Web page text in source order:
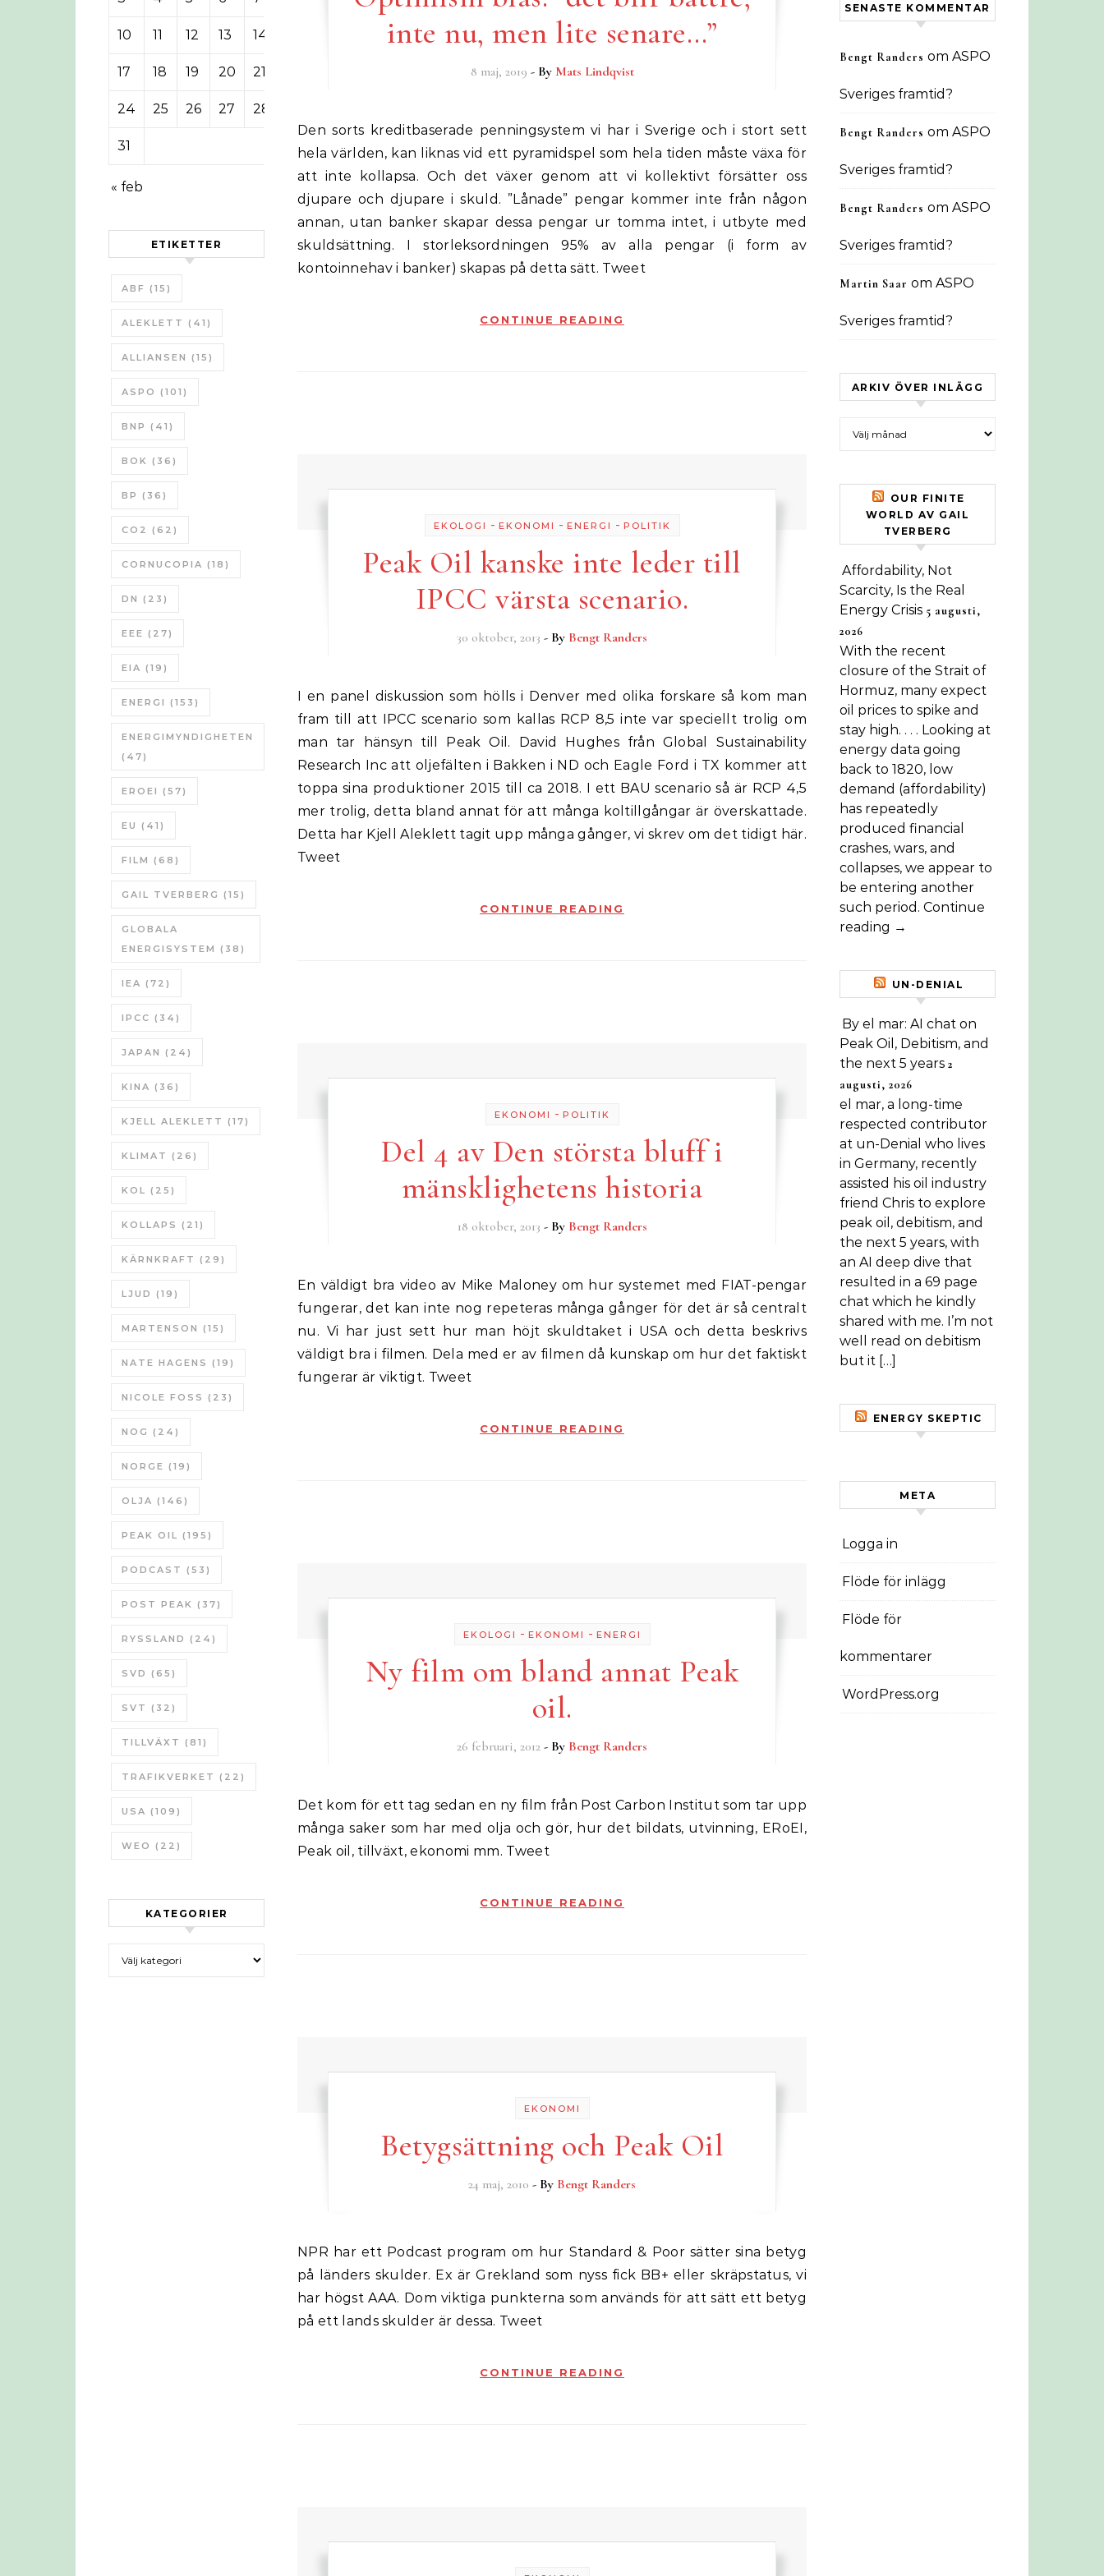
10 11 12 13 14
17 18 19 20 21
24 25 26 27 28
31
« feb
ETIKETTER
ABF (15)
ALEKLETT (41)
ALLIANSEN (15)
ASPO (101)
BNP (41)
BOK (36)
BP (36)
CO2 (62)
CORNUCOPIA (18)
DN (23)
EEE (27)
EIA (19)
ENERGI (153)
ENERGIMYNDIGHETEN
(47)
EROEI (57)
EU (41)
FILM (68)
GAIL TVERBERG (15)
GLOBALA
ENERGISYSTEM (38)
IEA (72)
IPCC (34)
JAPAN (24)
KINA (36)
KJELL ALEKLETT (17)
KLIMAT (26)
KOL (25)
KOLLAPS (21)
KÄRNKRAFT (29)
LJUD (19)
MARTENSON (15)
NATE HAGENS (19)
NICOLE FOSS (23)
NOG (24)
NORGE (19)
OLJA (146)
PEAK OIL (195)
PODCAST (53)
POST PEAK (37)
RYSSLAND (24)
SVD (65)
SVT (32)
TILLVÄXT (81)
TRAFIKVERKET (22)
USA (109)
WEO (22)
KATEGORIER
inte nu, men lite senare…”
8 maj, 2019 - By Mats Lindqvist
Den sorts kreditbaserade penningsystem vi har i Sverige och i stort sett
hela världen, kan liknas vid ett pyramidspel som hela tiden måste växa för
att inte kollapsa. Och det växer genom att vi kollektivt försätter oss
djupare och djupare i skuld. ”Lånade” pengar kommer inte från någon
annan, utan banker skapar dessa pengar ur tomma intet, i utbyte med
skuldsättning. I storleksordningen 95% av alla pengar (i form av
kontoinnehav i banker) skapas på detta sätt. Tweet
CONTINUE READING
EKOLOGI - EKONOMI - ENERGI - POLITIK
Peak Oil kanske inte leder till
IPCC värsta scenario.
30 oktober, 2013 - By Bengt Randers
I en panel diskussion som hölls i Denver med olika forskare så kom man
fram till att IPCC scenario som kallas RCP 8,5 inte var speciellt trolig om
man tar hänsyn till Peak Oil. David Hughes från Global Sustainability
Research Inc att oljefälten i Bakken i ND och Eagle Ford i TX kommer att
toppa sina produktioner 2015 till ca 2018. I ett BAU scenario så är RCP 4,5
mer trolig, detta bland annat för att många koltillgångar är överskattade.
Detta har Kjell Aleklett tagit upp många gånger, vi skrev om det tidigt här.
Tweet
CONTINUE READING
EKONOMI - POLITIK
Del 4 av Den största bluff i
mänsklighetens historia
18 oktober, 2013 - By Bengt Randers
En väldigt bra video av Mike Maloney om hur systemet med FIAT-pengar
fungerar, det kan inte nog repeteras många gånger för det är så centralt
nu. Vi har just sett hur man höjt skuldtaket i USA och detta beskrivs
väldigt bra i filmen. Dela med er av filmen då kunskap om hur det faktiskt
fungerar är viktigt. Tweet
CONTINUE READING
EKOLOGI - EKONOMI - ENERGI
Ny film om bland annat Peak
oil.
26 februari, 2012 - By Bengt Randers
Det kom för ett tag sedan en ny film från Post Carbon Institut som tar upp
många saker som har med olja och gör, hur det bildats, utvinning, ERoEI,
Peak oil, tillväxt, ekonomi mm. Tweet
CONTINUE READING
EKONOMI
Betygsättning och Peak Oil
24 maj, 2010 - By Bengt Randers
NPR har ett Podcast program om hur Standard & Poor sätter sina betyg
på länders skulder. Ex är Grekland som nyss fick BB+ eller skräpstatus, vi
har högst AAA. Dom viktiga punkterna som används för att sätt ett betyg
på ett lands skulder är dessa. Tweet
CONTINUE READING
SENASTE KOMMENTAR
Bengt Randers om ASPO
Sveriges framtid?
Bengt Randers om ASPO
Sveriges framtid?
Bengt Randers om ASPO
Sveriges framtid?
Martin Saar om ASPO
Sveriges framtid?
ARKIV ÖVER INLÄGG
OUR FINITE
WORLD AV GAIL
TVERBERG
Affordability, Not
Scarcity, Is the Real
Energy Crisis 5 augusti,
2026
With the recent
closure of the Strait of
Hormuz, many expect
oil prices to spike and
stay high. . . . Looking at
energy data going
back to 1820, low
demand (affordability)
has repeatedly
produced financial
crashes, wars, and
collapses, we appear to
be entering another
such period. Continue
reading →
UN-DENIAL
By el mar: AI chat on
Peak Oil, Debitism, and
the next 5 years 2
augusti, 2026
el mar, a long-time
respected contributor
at un-Denial who lives
in Germany, recently
assisted his oil industry
friend Chris to explore
peak oil, debitism, and
the next 5 years, with
an AI deep dive that
resulted in a 69 page
chat which he kindly
shared with me. I’m not
well read on debitism
but it […]
ENERGY SKEPTIC
META
Logga in
Flöde för inlägg
Flöde för
kommentarer
WordPress.org